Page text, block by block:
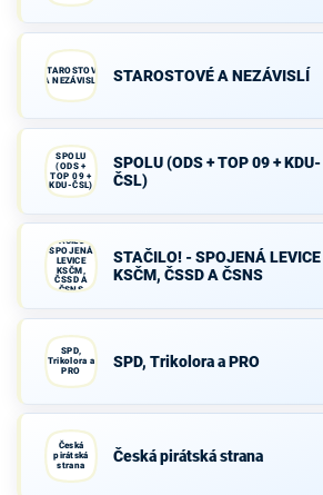
STAROSTOVÉ
A NEZÁVISLÍ
STAROSTOVÉ A NEZÁVISLÍ
SPOLU
(ODS +
TOP 09 +
KDU-ČSL)
SPOLU (ODS + TOP 09 + KDU-
ČSL)
STAČILO! -
SPOJENÁ
LEVICE
KSČM,
ČSSD A
ČSNS
STAČILO! - SPOJENÁ LEVICE
KSČM, ČSSD A ČSNS
SPD,
Trikolora a
PRO
SPD, Trikolora a PRO
Česká
pirátská
strana
Česká pirátská strana